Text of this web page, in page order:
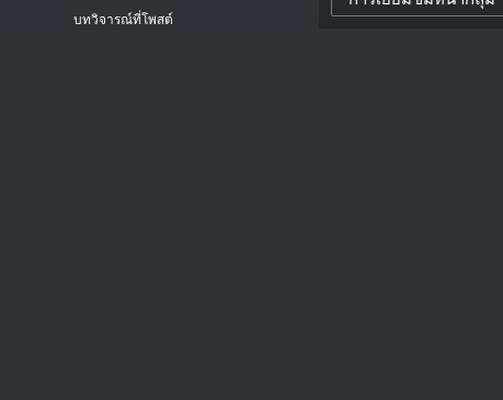
บทวิจารณ์ที่โพสต์